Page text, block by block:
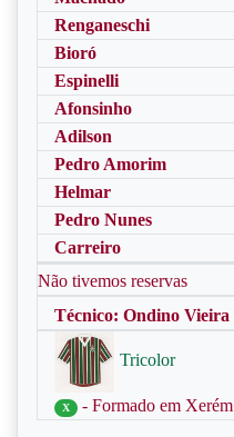
Renganeschi
Bioró
Espinelli
Afonsinho
Adilson
Pedro Amorim
Helmar
Pedro Nunes
Carreiro
Não tivemos reservas
Técnico: Ondino Vieira
Tricolor
X - Formado em Xerém